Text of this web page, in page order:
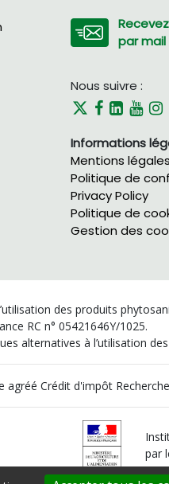
par mail
Nous suivre :
Informations
Mentions légales
Politique de
Privacy Policy
Politique de
Gestion des
des produits
RC n° 05421646Y/1025.
alternatives à l’utilisation
agréé Crédit d'impôt Recherche
par